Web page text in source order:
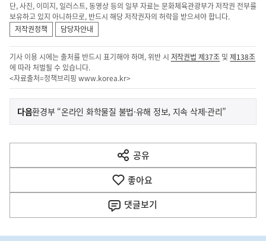
단, 사진, 이미지, 일러스트, 동영상 등의 일부 자료는 문화체육관광부가 저작권 전부를
보유하고 있지 아니하므로, 반드시 해당 저작권자의 허락을 받으셔야 합니다.
저작권정책
담당자안내
기사 이용 시에는 출처를 반드시 표기해야 하며, 위반 시 저작권법 제37조 및제138조
에 따라 처벌될 수 있습니다.
<자료출처=정책브리핑 www.korea.kr>
이
전
다
음
다음기
사
환경부 “온라인 화학물질 불법·유해 정보, 지속 삭제·관리”
공유
열
기
좋아요
댓글보기